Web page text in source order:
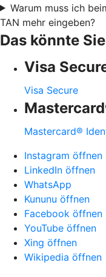
Warum muss ich
TAN mehr eingeben?
Das könnte
Visa
Visa Secure
Mastercard®
Instagram öffnen
LinkedIn öffnen
WhatsApp
Kununu öffnen
Facebook öffnen
YouTube öffnen
Xing öffnen
Wikipedia öffnen